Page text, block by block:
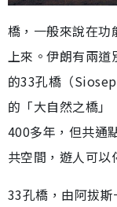
橋，一般來說在功
上來。伊朗有兩道
的33孔橋（
的「大自然之橋
400多年，但共通
共空間，遊人可以
33孔橋，由阿拔